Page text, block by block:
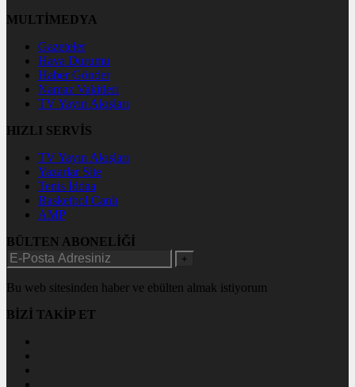
MULTİMEDYA
Gazeteler
Hava Durumu
Haber Gönder
Namaz Vakitleri
TV Yayın Akışları
HIZLI SERVİS
TV Yayın Akışları
Yazarlar Site
Tenis İddaa
Basketbol Canlı
AMP
BÜLTEN ABONELİĞİ
+
Bu web sitesinden haber ve ebülten almak istiyorum
BİZİ TAKİP ET